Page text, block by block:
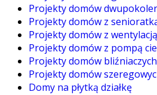
Projekty domów
Projekty domów z
Projekty domów z
Projekty domów z pompą
Projekty domów bliźniaczych
Projekty domów
Domy na płytką działkę